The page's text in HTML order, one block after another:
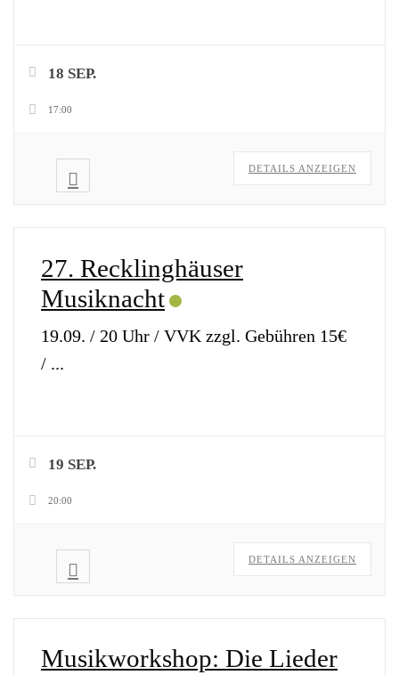
18 SEP.
17:00
DETAILS ANZEIGEN
27. Recklinghäuser
Musiknacht
19.09. / 20 Uhr / VVK zzgl. Gebühren 15€
/ ...
19 SEP.
20:00
DETAILS ANZEIGEN
Musikworkshop: Die Lieder